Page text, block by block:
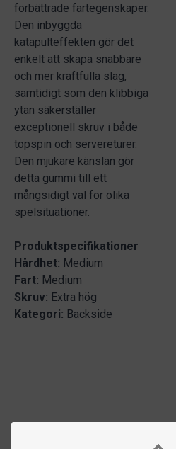
förbättrade fartegenskaper.
Den inbyggda
katapulteffekten gör det
enkelt att skapa snabbare
och mer kraftfulla slag,
samtidigt som den klibbiga
ytan säkerställer
exceptionell skruv i både
topspin och servereturer.
Den mjukare känslan gör
detta gummi till ett
mångsidigt val för olika
spelsituationer.
Produktspecifikationer
Hårdhet: Medium
Fart: Medium
Skruv: Extra hög
Kategori: Backside